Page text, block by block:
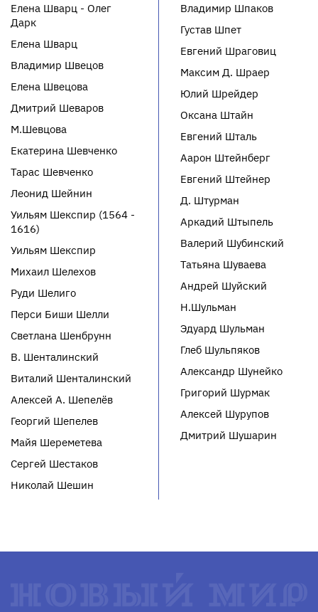
Елена Шварц - Олег
Дарк
Елена Шварц
Владимир Швецов
Елена Швецова
Дмитрий Шеваров
М.Шевцова
Екатерина Шевченко
Тарас Шевченко
Леонид Шейнин
Уильям Шекспир (1564 -
1616)
Уильям Шекспир
Михаил Шелехов
Руди Шелиго
Перси Биши Шелли
Светлана Шенбрунн
В. Шенталинский
Виталий Шенталинский
Алексей А. Шепелёв
Георгий Шепелев
Майя Шереметева
Сергей Шестаков
Николай Шешин
Владимир Шпаков
Густав Шпет
Евгений Шраговиц
Максим Д. Шраер
Юлий Шрейдер
Оксана Штайн
Евгений Шталь
Аарон Штейнберг
Евгений Штейнер
Д. Штурман
Аркадий Штыпель
Валерий Шубинский
Татьяна Шуваева
Андрей Шуйский
Н.Шульман
Эдуард Шульман
Глеб Шульпяков
Александр Шунейко
Григорий Шурмак
Алексей Шурупов
Дмитрий Шушарин